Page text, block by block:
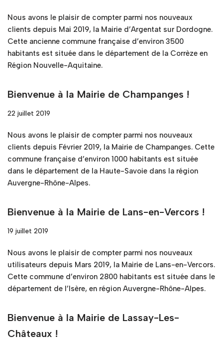
Nous avons le plaisir de compter parmi nos nouveaux
clients depuis Mai 2019, la Mairie d’Argentat sur Dordogne.
Cette ancienne commune française d’environ 3500
habitants est située dans le département de la Corrèze en
Région Nouvelle-Aquitaine.
Bienvenue à la Mairie de Champanges !
22 juillet 2019
Nous avons le plaisir de compter parmi nos nouveaux
clients depuis Février 2019, la Mairie de Champanges. Cette
commune française d’environ 1000 habitants est située
dans le département de la Haute-Savoie dans la région
Auvergne-Rhône-Alpes.
Bienvenue à la Mairie de Lans-en-Vercors !
19 juillet 2019
Nous avons le plaisir de compter parmi nos nouveaux
utilisateurs depuis Mars 2019, la Mairie de Lans-en-Vercors.
Cette commune d’environ 2800 habitants est située dans le
département de l’Isère, en région Auvergne-Rhône-Alpes.
Bienvenue à la Mairie de Lassay-Les-
Châteaux !